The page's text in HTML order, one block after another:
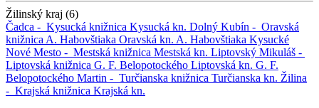
Žilinský kraj (6)
Čadca - Kysucká knižnica Kysucká kn. Dolný Kubín - Oravská
knižnica A. Habovštiaka Oravská kn. A. Habovštiaka Kysucké
Nové Mesto - Mestská knižnica Mestská kn. Liptovský Mikuláš -
Liptovská knižnica G. F. Belopotockého Liptovská kn. G. F.
Belopotockého Martin - Turčianska knižnica Turčianska kn. Žilina
- Krajská knižnica Krajská kn.